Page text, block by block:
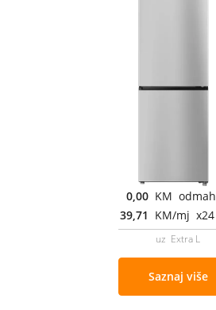
0,00 KM odmah
39,71 KM/mj x24
uz Extra L
Saznaj više